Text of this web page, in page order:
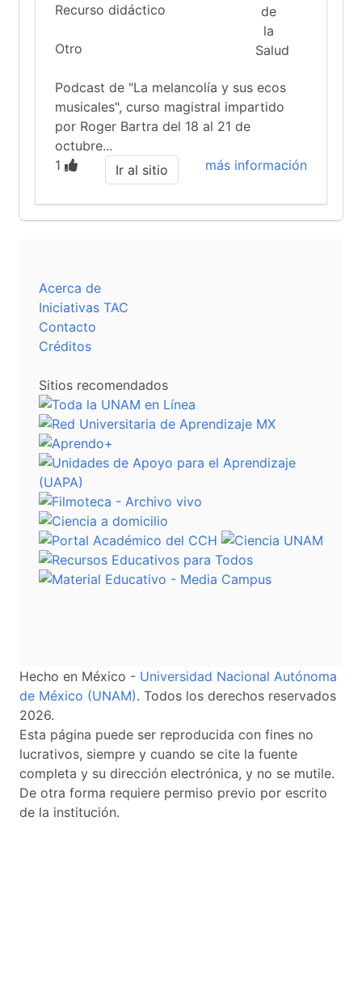
Recurso didáctico
Otro
Podcast de "La melancolía y sus ecos
musicales", curso magistral impartido
por Roger Bartra del 18 al 21 de
octubre...
1
más información
Ir al sitio
Acerca de
Iniciativas TAC
Contacto
Créditos
Sitios recomendados
Hecho en México - Universidad Nacional Autónoma
de México (UNAM). Todos los derechos reservados
2026.
Esta página puede ser reproducida con fines no
lucrativos, siempre y cuando se cite la fuente
completa y su dirección electrónica, y no se mutile.
De otra forma requiere permiso previo por escrito
de la institución.